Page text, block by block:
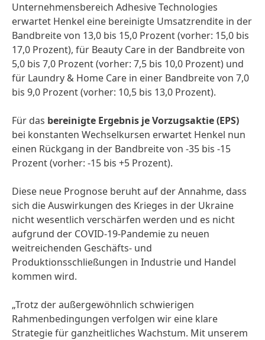
Unternehmensbereich Adhesive Technologies
erwartet Henkel eine bereinigte Umsatzrendite in der
Bandbreite von 13,0 bis 15,0 Prozent (vorher: 15,0 bis
17,0 Prozent), für Beauty Care in der Bandbreite von
5,0 bis 7,0 Prozent (vorher: 7,5 bis 10,0 Prozent) und
für Laundry & Home Care in einer Bandbreite von 7,0
bis 9,0 Prozent (vorher: 10,5 bis 13,0 Prozent).
Für das bereinigte Ergebnis je Vorzugsaktie(EPS)
bei konstanten Wechselkursen erwartet Henkel nun
einen Rückgang in der Bandbreite von -35 bis -15
Prozent (vorher: -15 bis +5 Prozent).
Diese neue Prognose beruht auf der Annahme, dass
sich die Auswirkungen des Krieges in der Ukraine
nicht wesentlich verschärfen werden und es nicht
aufgrund der COVID-19-Pandemie zu neuen
weitreichenden Geschäfts- und
Produktionsschließungen in Industrie und Handel
kommen wird.
„Trotz der außergewöhnlich schwierigen
Rahmenbedingungen verfolgen wir eine klare
Strategie für ganzheitliches Wachstum. Mit unserem